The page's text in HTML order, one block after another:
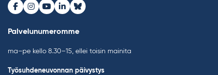
Facebook
Instagram
Youtube
LinkedInBluesky
Palvelunumeromme
ma–pe kello 8.30–15, ellei toisin mainita
Työsuhdeneuvonnan päivystys